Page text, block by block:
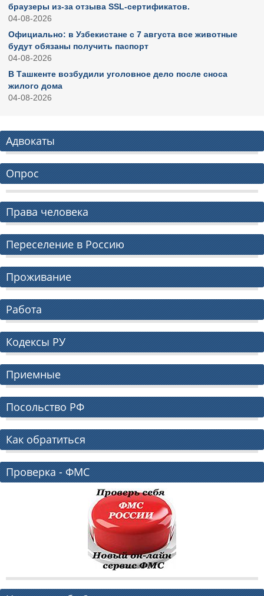
браузеры из-за отзыва SSL-сертификатов.
04-08-2026
Официально: в Узбекистане с 7 августа все животные
будут обязаны получить паспорт
04-08-2026
В Ташкенте возбудили уголовное дело после сноса
жилого дома
04-08-2026
Адвокаты
Опрос
Права человека
Переселение в Россию
Проживание
Работа
Кодексы РУ
Приемные
Посольство РФ
Как обратиться
Проверка - ФМС